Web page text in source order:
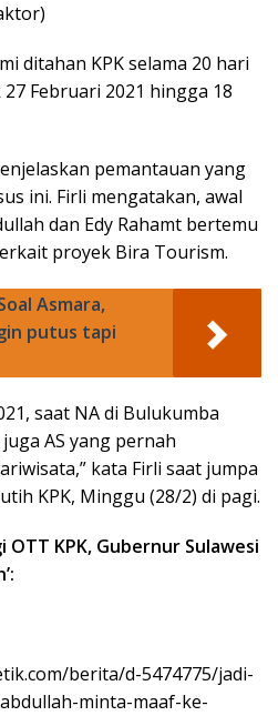
ditahan KPK selama 20 hari
Februari 2021 hingga 18
pemantauan yang
ini. Firli mengatakan, awal
dan Edy Rahamt bertemu
proyek Bira Tourism.
Asmara,
putus tapi
saat NA di Bulukumba
AS yang pernah
kata Firli saat jumpa
KPK, Minggu (28/2) di pagi.
KPK, Gubernur Sulawesi
berita/d-5474775/jadi-
minta-maaf-ke-